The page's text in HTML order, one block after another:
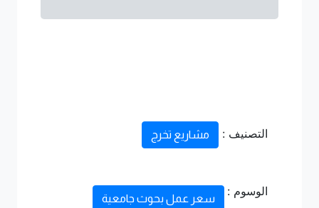
التصنيف : مشاريع تخرج
الوسوم :
سعر عمل بحوث جامعية